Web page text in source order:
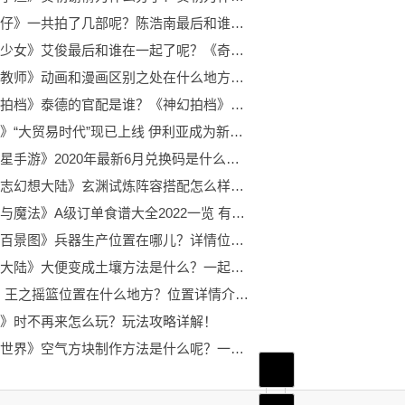
《古惑仔》一共拍了几部呢？陈浩南最后和谁在一起了？
《奇迹少女》艾俊最后和谁在一起了呢？《奇迹少女》和黑猫互告身份在哪一集呢？
《麻辣教师》动画和漫画区别之处在什么地方？《G.T.O麻辣教师》的结局是什么？
《神幻拍档》泰德的官配是谁？《神幻拍档》的结局是怎样的？
《洛奇》“大贸易时代”现已上线 伊利亚成为新贸易中心
《奥拉星手游》2020年最新6月兑换码是什么？怎么领取呢？
《三国志幻想大陆》玄渊试炼阵容搭配怎么样？阵容搭配分享给大家！
《创造与魔法》A级订单食谱大全2022一览 有需求不要错过呦！
《江南百景图》兵器生产位置在哪儿？详情位置介绍
《堆叠大陆》大便变成土壤方法是什么？一起来了解一下吧！
《dnf》王之摇篮位置在什么地方？位置详情介绍！
时不再来怎么玩？玩法攻略详解！
《迷你世界》空气方块制作方法是什么呢？一起快来看看吧！